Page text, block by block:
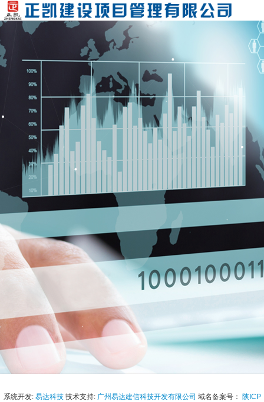
系统开发: 易达科技技术支持: 广州易达建信科技开发有限公司 域名备案号： 陕ICP